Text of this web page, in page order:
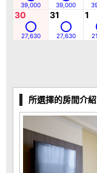
39,000 39,000
30
27,630
31
27,630
1
所選擇的房間介紹